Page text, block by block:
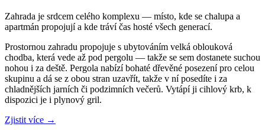
Zahrada je srdcem celého komplexu — místo, kde se chalupa a
apartmán propojují a kde tráví čas hosté všech generací.
Prostornou zahradu propojuje s ubytováním velká oblouková
chodba, která vede až pod pergolu — takže se sem dostanete suchou
nohou i za deště. Pergola nabízí bohaté dřevěné posezení pro celou
skupinu a dá se z obou stran uzavřít, takže v ní posedíte i za
chladnějších jarních či podzimních večerů. Vytápí ji cihlový krb, k
dispozici je i plynový gril.
Zjistit více →